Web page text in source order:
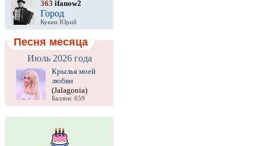
363 ifanow2
Город
Кукин Юрий
Песня месяца
Июль 2026 года
Крылья моей
любви
(Jalagonia)
Баллов: 659